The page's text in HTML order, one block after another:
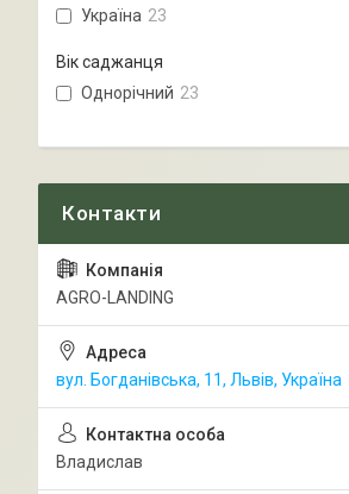
Україна 23
Вік саджанця
Однорічний 23
AGRO-LANDING
вул. Богданівська, 11, Львів, Україна
Владислав